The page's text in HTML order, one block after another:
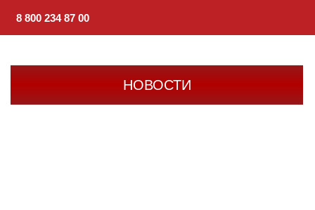
8 800 234 87 00
НОВОСТИ